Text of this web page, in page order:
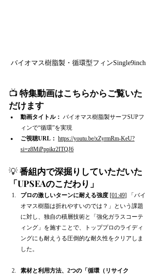
バイオマス樹脂製・循環型フィンSingle9inch
📺 特集動画はこちらからご覧いた
だけます
動画タイトル： バイオマス樹脂製サーフSUPフ
ィンで“循環”を実現
ご視聴URL： https://youtu.be/xZyrmRm-KeU?
si=z8MiPppikr2ITQJ6
💡 番組内で深掘りしていただいた
「UPSEAのこだわり」
プロの激しいターンに耐える強度 [01:49] 「バイ
オマス樹脂は折れやすいのでは？」という課題
に対し、独自の積層技術と「強化ガラスコーテ
ィング」を施すことで、トッププロのライディ
ングにも耐えうる圧倒的な耐久性をクリアしま
した。
素材と利用方法、2つの「循環（リサイク